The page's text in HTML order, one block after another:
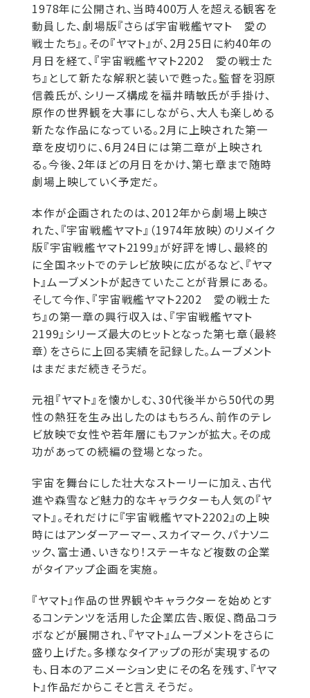
1978年に公開され、当時400万人を超える観客を
動員した、劇場版『さらば宇宙戦艦ヤマト 愛の
戦士たち』。その『ヤマト』が、2月25日に約40年の
月日を経て、『宇宙戦艦ヤマト2202 愛の戦士た
ち』として新たな解釈と装いで甦った。監督を羽原
信義氏が、シリーズ構成を福井晴敏氏が手掛け、
原作の世界観を大事にしながら、大人も楽しめる
新たな作品になっている。2月に上映された第一
章を皮切りに、6月24日には第二章が上映され
る。今後、2年ほどの月日をかけ、第七章まで随時
劇場上映していく予定だ。
本作が企画されたのは、2012年から劇場上映さ
れた、『宇宙戦艦ヤマト』（1974年放映）のリメイク
版『宇宙戦艦ヤマト2199』が好評を博し、最終的
に全国ネットでのテレビ放映に広がるなど、『ヤマ
ト』ムーブメントが起きていたことが背景にある。
そして今作、『宇宙戦艦ヤマト2202 愛の戦士た
ち』の第一章の興行収入は、『宇宙戦艦ヤマト
2199』シリーズ最大のヒットとなった第七章（最終
章）をさらに上回る実績を記録した。ムーブメント
はまだまだ続きそうだ。
元祖『ヤマト』を懐かしむ、30代後半から50代の男
性の熱狂を生み出したのはもちろん、前作のテレ
ビ放映で女性や若年層にもファンが拡大。その成
功があっての続編の登場となった。
宇宙を舞台にした壮大なストーリーに加え、古代
進や森雪など魅力的なキャラクターも人気の『ヤ
マト』。それだけに『宇宙戦艦ヤマト2202』の上映
時にはアンダーアーマー、スカイマーク、パナソニ
ック、富士通、いきなり！ステーキなど複数の企業
がタイアップ企画を実施。
『ヤマト』作品の世界観やキャラクターを始めとす
るコンテンツを活用した企業広告、販促、商品コラ
ボなどが展開され、『ヤマト』ムーブメントをさらに
盛り上げた。多様なタイアップの形が実現するの
も、日本のアニメーション史にその名を残す、『ヤマ
ト』作品だからこそと言えそうだ。